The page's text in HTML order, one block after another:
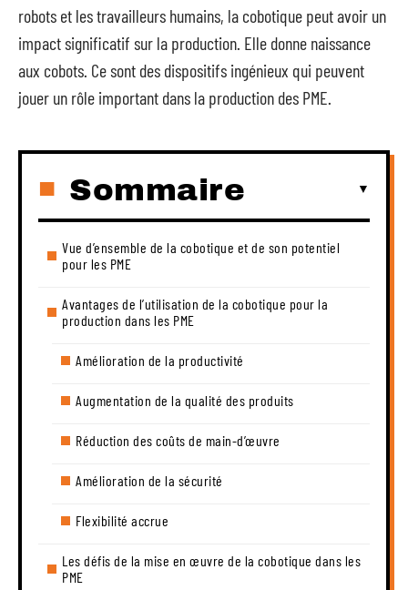
robots et les travailleurs humains, la cobotique peut avoir un
impact significatif sur la production. Elle donne naissance
aux cobots. Ce sont des dispositifs ingénieux qui peuvent
jouer un rôle important dans la production des PME.
Sommaire
Vue d’ensemble de la cobotique et de son potentiel
pour les PME
Avantages de l’utilisation de la cobotique pour la
production dans les PME
Amélioration de la productivité
Augmentation de la qualité des produits
Réduction des coûts de main-d’œuvre
Amélioration de la sécurité
Flexibilité accrue
Les défis de la mise en œuvre de la cobotique dans les
PME